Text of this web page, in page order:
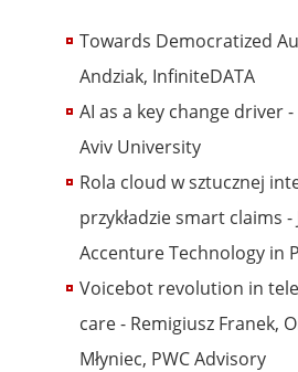
Towards Democratized
Andziak, InfiniteDATA
AI as a key change driver
Aviv University
Rola cloud w sztucznej
przykładzie smart claims -
Accenture Technology in
Voicebot revolution in
care - Remigiusz Franek,
Młyniec, PWC Advisory